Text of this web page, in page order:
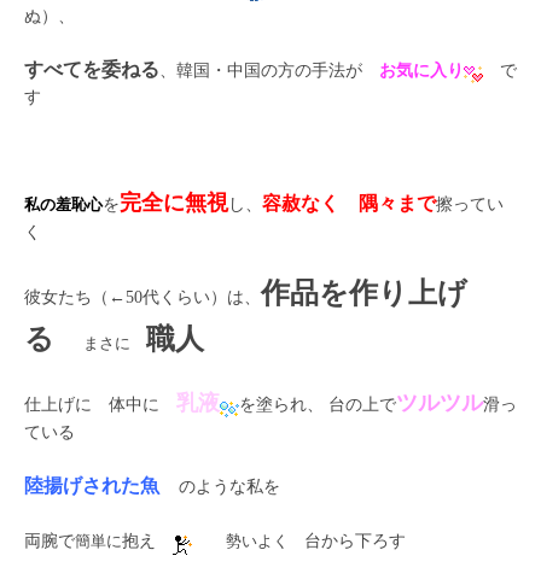
ぬ）、
すべてを委ねる、韓国・中国の方の手法が お気に入り
で
す
私の羞恥心を完全に無視し、 容赦なく 隅々まで擦ってい
く
彼女たち（←50代くらい）は、作品を作り上げ
る
まさに 職人
仕上げに 体中に 乳液 を塗られ、 台の上でツルツル滑っ
ている
陸揚げされた魚 のような私を
両腕で簡単に抱え 勢いよく 台から下ろす